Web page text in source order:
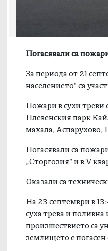
Погасявали са
За периода от 21
населението“ са
Пожари в сухи треви
Плевенския парк
махала,
Погасявали са
„Сторгозия“ и в V
Оказали са
На 23 септември в
суха трева и
произшествието са
землището е